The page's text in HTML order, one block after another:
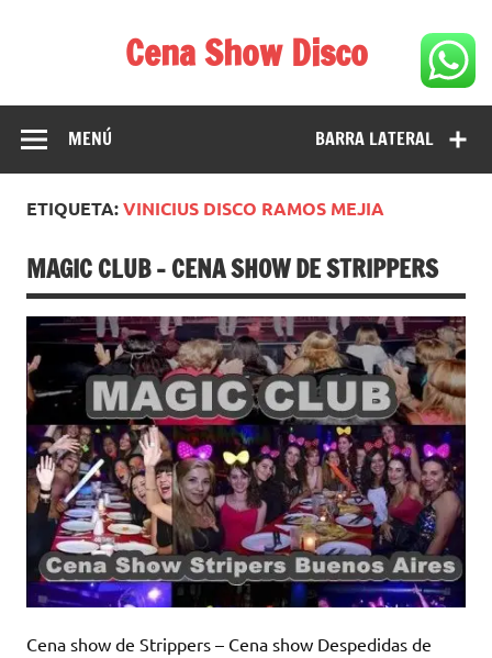
Cena Show Disco
Cena Show Disco – DISCO CENA SHOW GUIA DE
RESTAURANTES
BARRA LATERAL
MENÚ
ETIQUETA:VINICIUS DISCO RAMOS MEJIA
MAGIC CLUB – CENA SHOW DE STRIPPERS
Cena show de Strippers – Cena show Despedidas de